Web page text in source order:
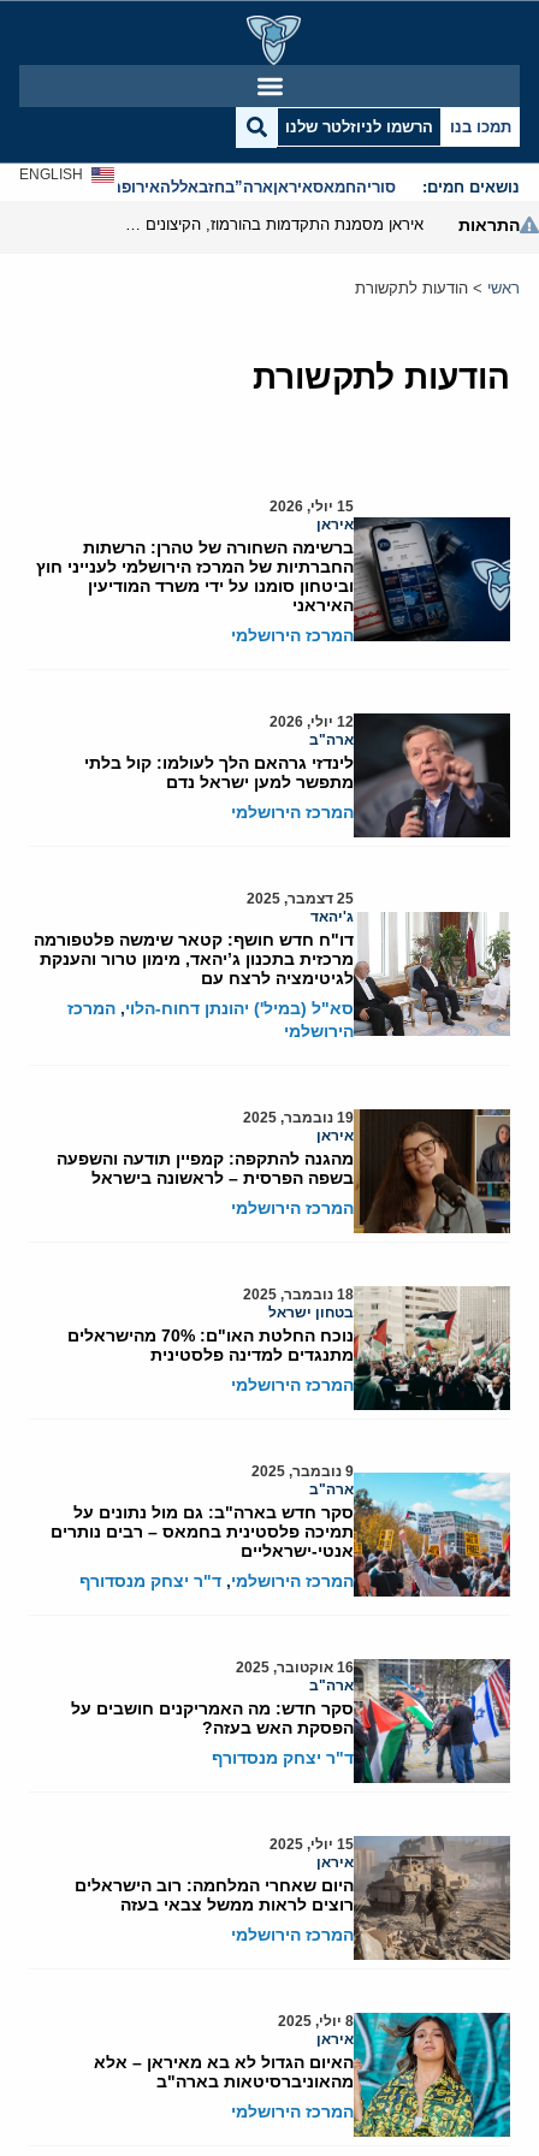
תמכו בנו הרשמו לניוזלטר שלנו
נושאים חמים: סוריהחמאסאיראןארה”בחזבאללהאירופהאנטישמיות
ENGLISH
התראות
ראשי > הודעות לתקשורת
הודעות לתקשורת
15 יולי, 2026
איראן
ברשימה השחורה של טהרן: הרשתות
החברתיות של המרכז הירושלמי לענייני חוץ
וביטחון סומנו על ידי משרד המודיעין
האיראני
המרכז הירושלמי
12 יולי, 2026
ארה"ב
לינדזי גרהאם הלך לעולמו: קול בלתי
מתפשר למען ישראל נדם
המרכז הירושלמי
25 דצמבר, 2025
ג'יהאד
דו"ח חדש חושף: קטאר שימשה פלטפורמה
מרכזית בתכנון ג’יהאד, מימון טרור והענקת
לגיטימציה לרצח עם
סא"ל (במיל') יהונתן דחוח-הלוי, המרכז
הירושלמי
19 נובמבר, 2025
איראן
מהגנה להתקפה: קמפיין תודעה והשפעה
בשפה הפרסית – לראשונה בישראל
המרכז הירושלמי
18 נובמבר, 2025
בטחון ישראל
נוכח החלטת האו"ם: 70% מהישראלים
מתנגדים למדינה פלסטינית
המרכז הירושלמי
9 נובמבר, 2025
ארה"ב
סקר חדש בארה"ב: גם מול נתונים על
תמיכה פלסטינית בחמאס – רבים נותרים
אנטי-ישראליים
המרכז הירושלמי, ד"ר יצחק מנסדורף
16 אוקטובר, 2025
ארה"ב
סקר חדש: מה האמריקנים חושבים על
הפסקת האש בעזה?
ד"ר יצחק מנסדורף
15 יולי, 2025
איראן
היום שאחרי המלחמה: רוב הישראלים
רוצים לראות ממשל צבאי בעזה
המרכז הירושלמי
8 יולי, 2025
איראן
האיום הגדול לא בא מאיראן – אלא
מהאוניברסיטאות בארה"ב
המרכז הירושלמי